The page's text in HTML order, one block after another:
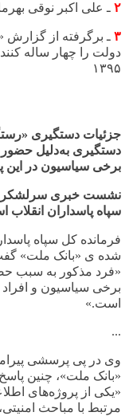
۲ ـ علی اکبر نوقی
۳ ـ برگرفته از گزارش
دولت را چهار ساله کنند»،
۱۳۹۵
جزئیات دستگیری
دستگیری به‌دلیل
برخی سیاسیون در این
نشست خبری سرلشکر
سپاه پاسداران انقلاب
فرمانده کل سپاه
شده ی «بانک ملت»
«فرد مذکور به سبب
برخی سیاسیون و
است.
»
...
وی در پی پرسشی
«بانک ملت»، چنین پاسخ
«یکی از پروژه‌های
مرتبط با مباحث